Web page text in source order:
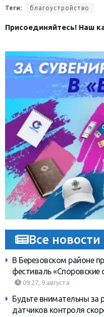
Теги: благоустройство
Присоединяйтесь! Наш
Все новости
В Березовском районе
фестиваль «Споровские
09:27, 9 августа
Будьте внимательны за
датчиков контроля